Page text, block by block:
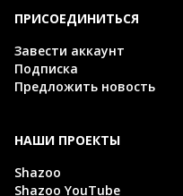
ПРИСОЕДИНИТЬСЯ
Завести аккаунт
Подписка
Предложить новость
НАШИ ПРОЕКТЫ
Shazoo
Shazoo YouTube